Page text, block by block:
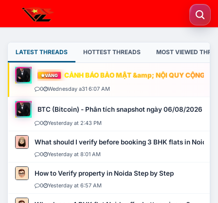
LATEST THREADS HOTTEST THREADS MOST VIEWED
VÀNG CẢNH BÁO BẢO MẬT &amp; NỘI QUY CỘNG
0 Wednesday a31 6:07 AM
BTC (Bitcoin) - Phân tích snapshot ngày 06/08/2026
0 Yesterday at 2:43 PM
What should I verify before booking 3 BHK flats in Noida?
0 Yesterday at 8:01 AM
How to Verify property in Noida Step by Step
0 Yesterday at 6:57 AM